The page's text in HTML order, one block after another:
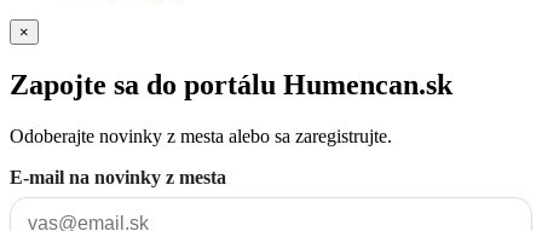
×
Zapojte sa do portálu Humencan.sk
Odoberajte novinky z mesta alebo sa zaregistrujte.
E-mail na novinky z mesta